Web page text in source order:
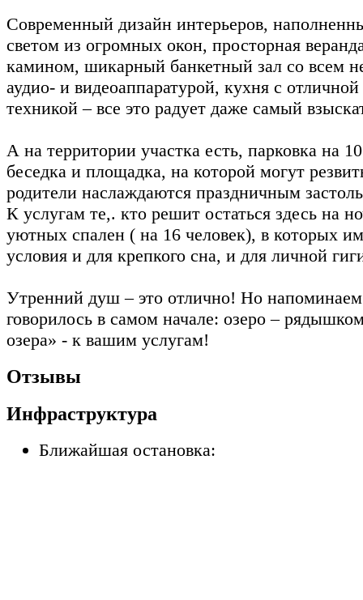
Современный дизайн интерьеров,
светом из огромных окон, просторная
камином, шикарный банкетный зал со всем
аудио- и видеоаппаратурой, кухня с
техникой – все это радует даже самый
А на территории участка есть, парковка на
беседка и площадка, на которой могут
родители наслаждаются праздничным
К услугам те,. кто решит остаться здесь на
уютных спален ( на 16 человек), в которых
условия и для крепкого сна, и для личной
Утренний душ – это отлично! Но
говорилось в самом начале: озеро –
озера» - к вашим услугам!
Отзывы
Инфраструктура
Ближайшая остановка: